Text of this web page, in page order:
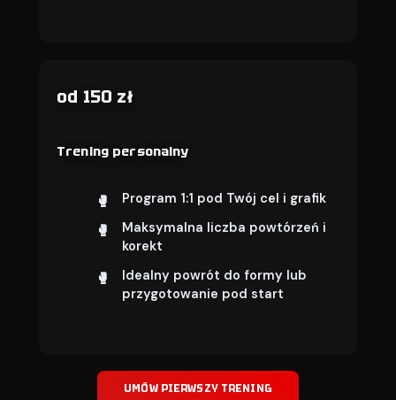
od 150 zł
Trening personalny
Program 1:1 pod Twój cel i grafik
Maksymalna liczba powtórzeń i
korekt
Idealny powrót do formy lub
przygotowanie pod start
UMÓW PIERWSZY TRENING